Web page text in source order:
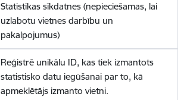
Statistikas sīkdatnes (nepieciešamas, lai
uzlabotu vietnes darbību un
pakalpojumus)
Reģistrē unikālu ID, kas tiek izmantots
statistisko datu iegūšanai par to, kā
apmeklētājs izmanto vietni.